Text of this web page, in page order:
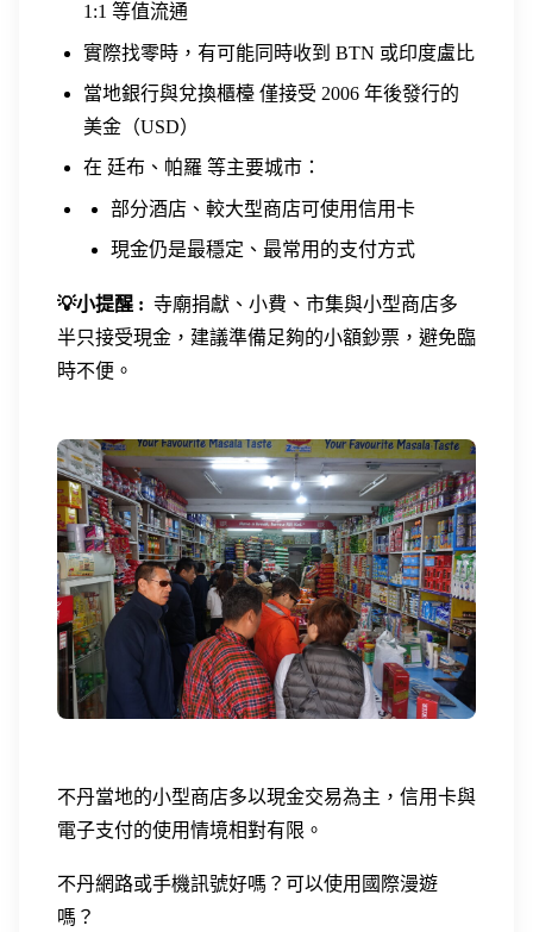
1:1 等值流通
實際找零時，有可能同時收到 BTN 或印度盧比
當地銀行與兌換櫃檯 僅接受 2006 年後發行的
美金（USD）
在 廷布、帕羅 等主要城市：
部分酒店、較大型商店可使用信用卡
現金仍是最穩定、最常用的支付方式
💡小提醒 : 寺廟捐獻、小費、市集與小型商店多
半只接受現金，建議準備足夠的小額鈔票，避免臨
時不便。
不丹當地的小型商店多以現金交易為主，信用卡與
電子支付的使用情境相對有限。
不丹網路或手機訊號好嗎？可以使用國際漫遊
嗎？